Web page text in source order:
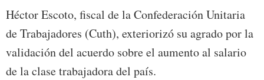
Héctor Escoto, fiscal de la Confederación Unitaria
de Trabajadores (Cuth), exteriorizó su agrado por la
validación del acuerdo sobre el aumento al salario
de la clase trabajadora del país.